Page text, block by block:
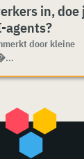
in, doe
agents?
door kleine